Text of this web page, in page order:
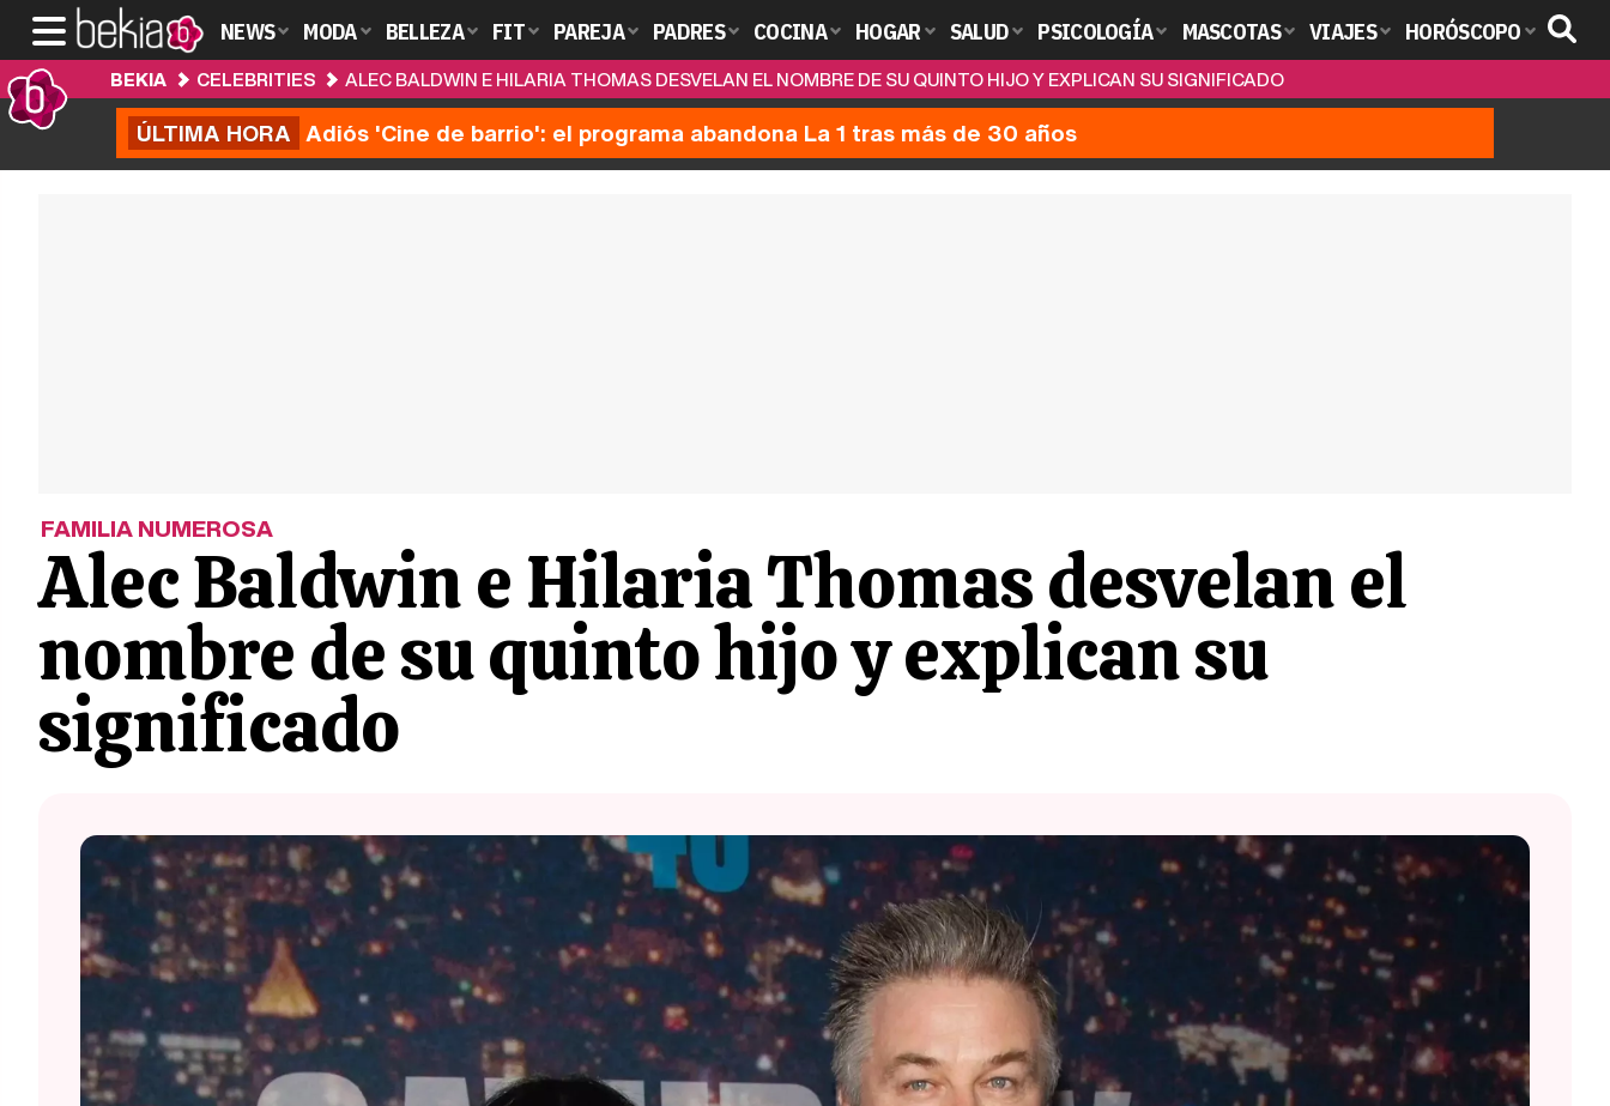
NEWS MODA BELLEZA FIT PAREJA PADRES COCINA HOGAR SALUD PSICOLOGÍA MASCOTAS VIAJES HORÓSCOPO
BEKIA CELEBRITIES ALEC BALDWIN E HILARIA THOMAS DESVELAN EL NOMBRE DE SU QUINTO HIJO Y EXPLICAN SU SIGNIFICADO
ÚLTIMA HORA Adiós 'Cine de barrio': el programa abandona La 1 tras más de 30 años
FAMILIA NUMEROSA
Alec Baldwin e Hilaria Thomas desvelan el
nombre de su quinto hijo y explican su
significado